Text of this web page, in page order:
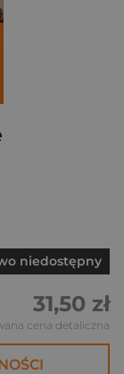
niedostępny
31,50 zł
cena detaliczna